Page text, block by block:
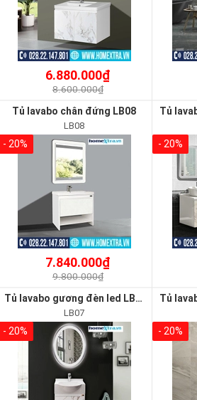
6.880.000₫
8.600.000₫
Tủ lavabo chân đứng LB08
LB08
- 20%
7.840.000₫
9.800.000₫
- 20%
Tủ lavabo gương đèn led LB07
LB07
- 20% - 20%